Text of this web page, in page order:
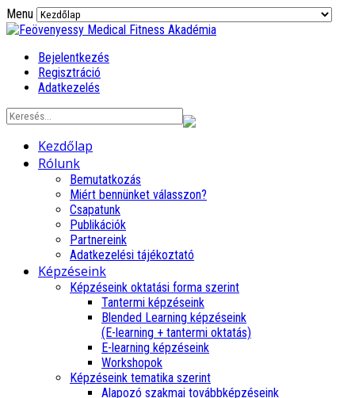
Menu
Bejelentkezés
Regisztráció
Adatkezelés
Kezdőlap
Rólunk
Bemutatkozás
Miért bennünket válasszon?
Csapatunk
Publikációk
Partnereink
Adatkezelési tájékoztató
Képzéseink
Képzéseink oktatási forma szerint
Tantermi képzéseink
Blended Learning képzéseink
(E-learning + tantermi oktatás)
E-learning képzéseink
Workshopok
Képzéseink tematika szerint
Alapozó szakmai továbbképzéseink